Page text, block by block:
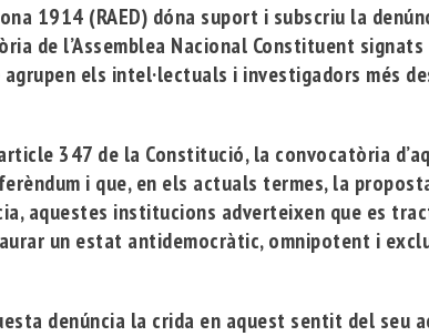
1914 (RAED) dóna suport i subscriu la
de l’Assemblea Nacional Constituent
els intel·lectuals i investigadors més
347 de la Constitució, la convocatòria
i que, en els actuals termes, la
aquestes institucions adverteixen que es
un estat antidemocràtic, omnipotent i
denúncia la crida en aquest sentit del seu